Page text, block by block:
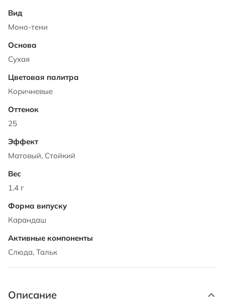
Моно-тени
Сухая
Коричневые
25
Матовый, Стойкий
1.4 г
Карандаш
Слюда, Тальк
Описание